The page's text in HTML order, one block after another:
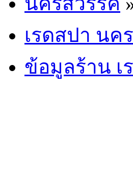
เรดสปา นค
ข้อมูลร้าน เ